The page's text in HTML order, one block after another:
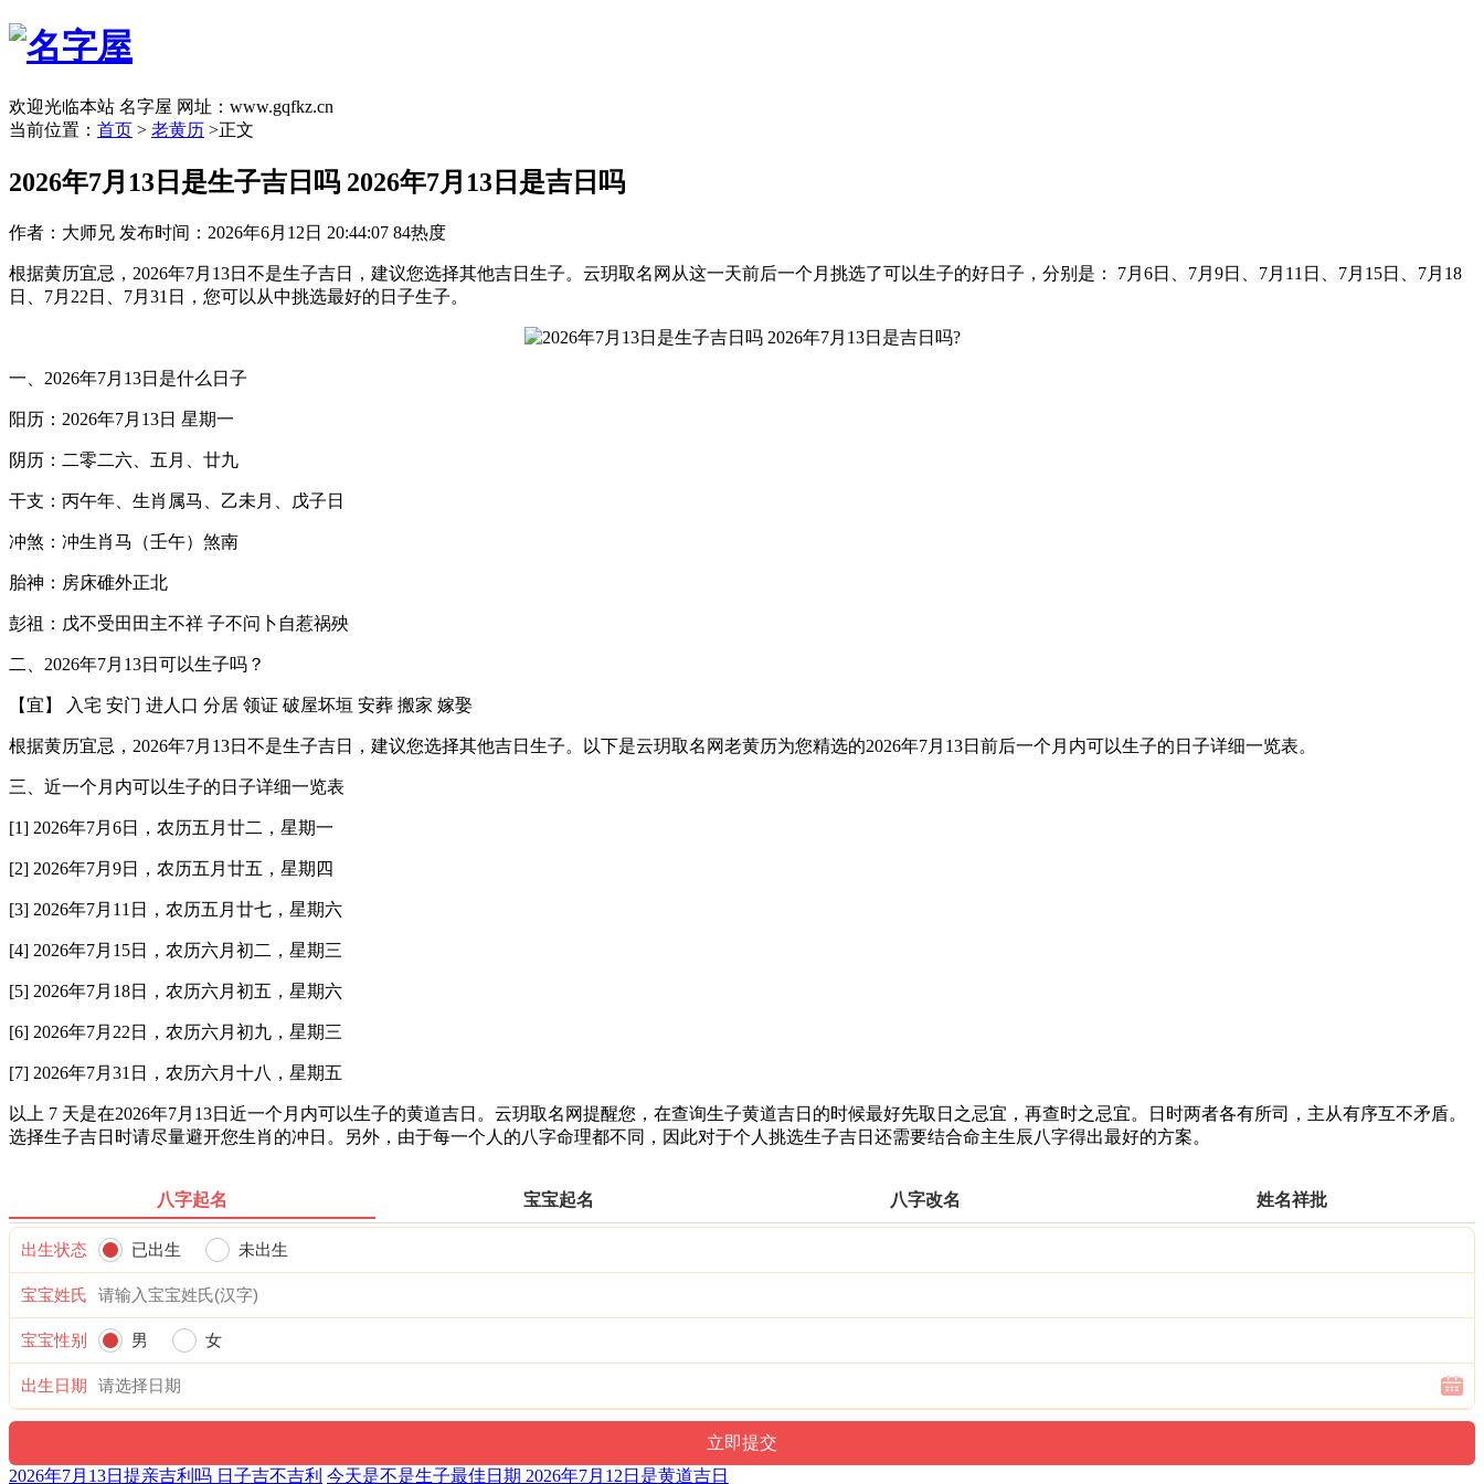
欢迎光临本站 名字屋 网址：www.gqfkz.cn
当前位置： 首页 > 老黄历 >正文
2026年7月13日是生子吉日吗 2026年7月13日是吉日吗
作者：大师兄 发布时间：2026年6月12日 20:44:07 84热度
根据黄历宜忌，2026年7月13日不是生子吉日，建议您选择其他吉日生子。云玥取名网从这一天前后一个月挑选了可以生子的好日子，分别是： 7月6日、7月9日、7月11日、7月15日、7月18
日、7月22日、7月31日，您可以从中挑选最好的日子生子。
一、2026年7月13日是什么日子
阳历：2026年7月13日 星期一
阴历：二零二六、五月、廿九
干支：丙午年、生肖属马、乙未月、戊子日
冲煞：冲生肖马（壬午）煞南
胎神：房床碓外正北
彭祖：戊不受田田主不祥 子不问卜自惹祸殃
二、2026年7月13日可以生子吗？
【宜】 入宅 安门 进人口 分居 领证 破屋坏垣 安葬 搬家 嫁娶
根据黄历宜忌，2026年7月13日不是生子吉日，建议您选择其他吉日生子。以下是云玥取名网老黄历为您精选的2026年7月13日前后一个月内可以生子的日子详细一览表。
三、近一个月内可以生子的日子详细一览表
[1] 2026年7月6日，农历五月廿二，星期一
[2] 2026年7月9日，农历五月廿五，星期四
[3] 2026年7月11日，农历五月廿七，星期六
[4] 2026年7月15日，农历六月初二，星期三
[5] 2026年7月18日，农历六月初五，星期六
[6] 2026年7月22日，农历六月初九，星期三
[7] 2026年7月31日，农历六月十八，星期五
以上 7 天是在2026年7月13日近一个月内可以生子的黄道吉日。云玥取名网提醒您，在查询生子黄道吉日的时候最好先取日之忌宜，再查时之忌宜。日时两者各有所司，主从有序互不矛盾。
选择生子吉日时请尽量避开您生肖的冲日。另外，由于每一个人的八字命理都不同，因此对于个人挑选生子吉日还需要结合命主生辰八字得出最好的方案。
八字起名 宝宝起名 八字改名 姓名祥批
出生状态 已出生 未出生
宝宝姓氏
宝宝性别 男 女
出生日期
2026年7月13日提亲吉利吗 日子吉不吉利 今天是不是生子最佳日期 2026年7月12日是黄道吉日